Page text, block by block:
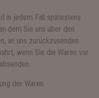
in jedem Fall spätestens
dem Sie uns über den
an uns zurückzusenden
wenn Sie die Waren vor
der Waren.